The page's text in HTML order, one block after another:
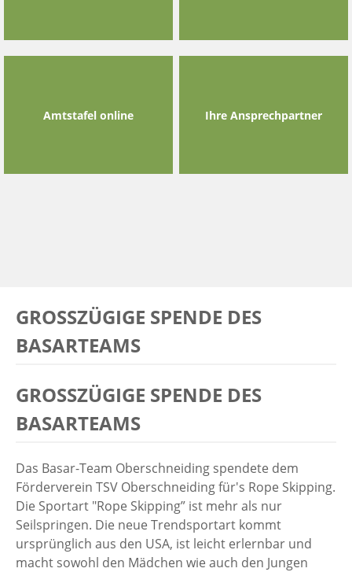
Amtstafel online Ihre Ansprechpartner
GROSSZÜGIGE SPENDE DES B
ASARTEAMS
GROSSZÜGIGE SPENDE DES B
ASARTEAMS
Das Basar-Team Oberschneiding spendete dem
Förderverein TSV Oberschneiding für's Rope Skipping.
Die Sportart "Rope Skipping” ist mehr als nur
Seilspringen. Die neue Trendsportart kommt
ursprünglich aus den USA, ist leicht erlernbar und
macht sowohl den Mädchen wie auch den Jungen